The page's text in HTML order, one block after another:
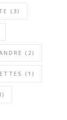
(3)
(2)
(1)